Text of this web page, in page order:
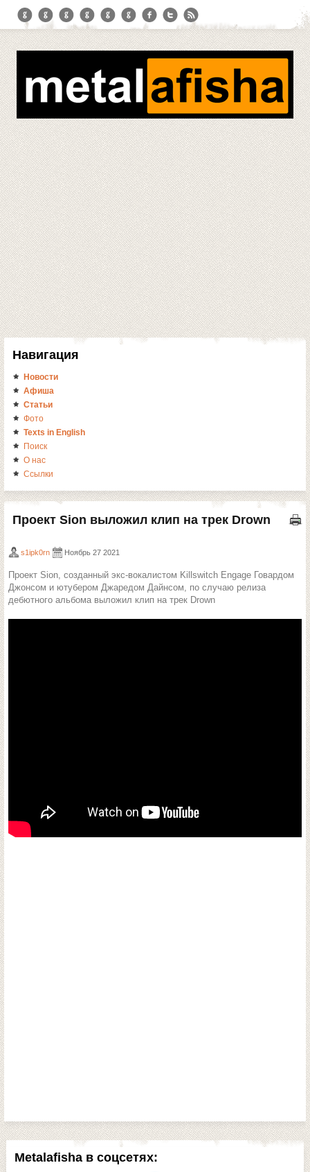
Metalafisha в соцсетях:
Навигация
Новости
Афиша
Статьи
Фото
Texts in English
Поиск
О нас
Ссылки
Проект Sion выложил клип на трек Drown
s1ipk0rn Ноябрь 27 2021
Проект Sion, созданный экс-вокалистом Killswitch Engage Говардом
Джонсом и ютубером Джаредом Дайнсом, по случаю релиза
дебютного альбома выложил клип на трек Drown